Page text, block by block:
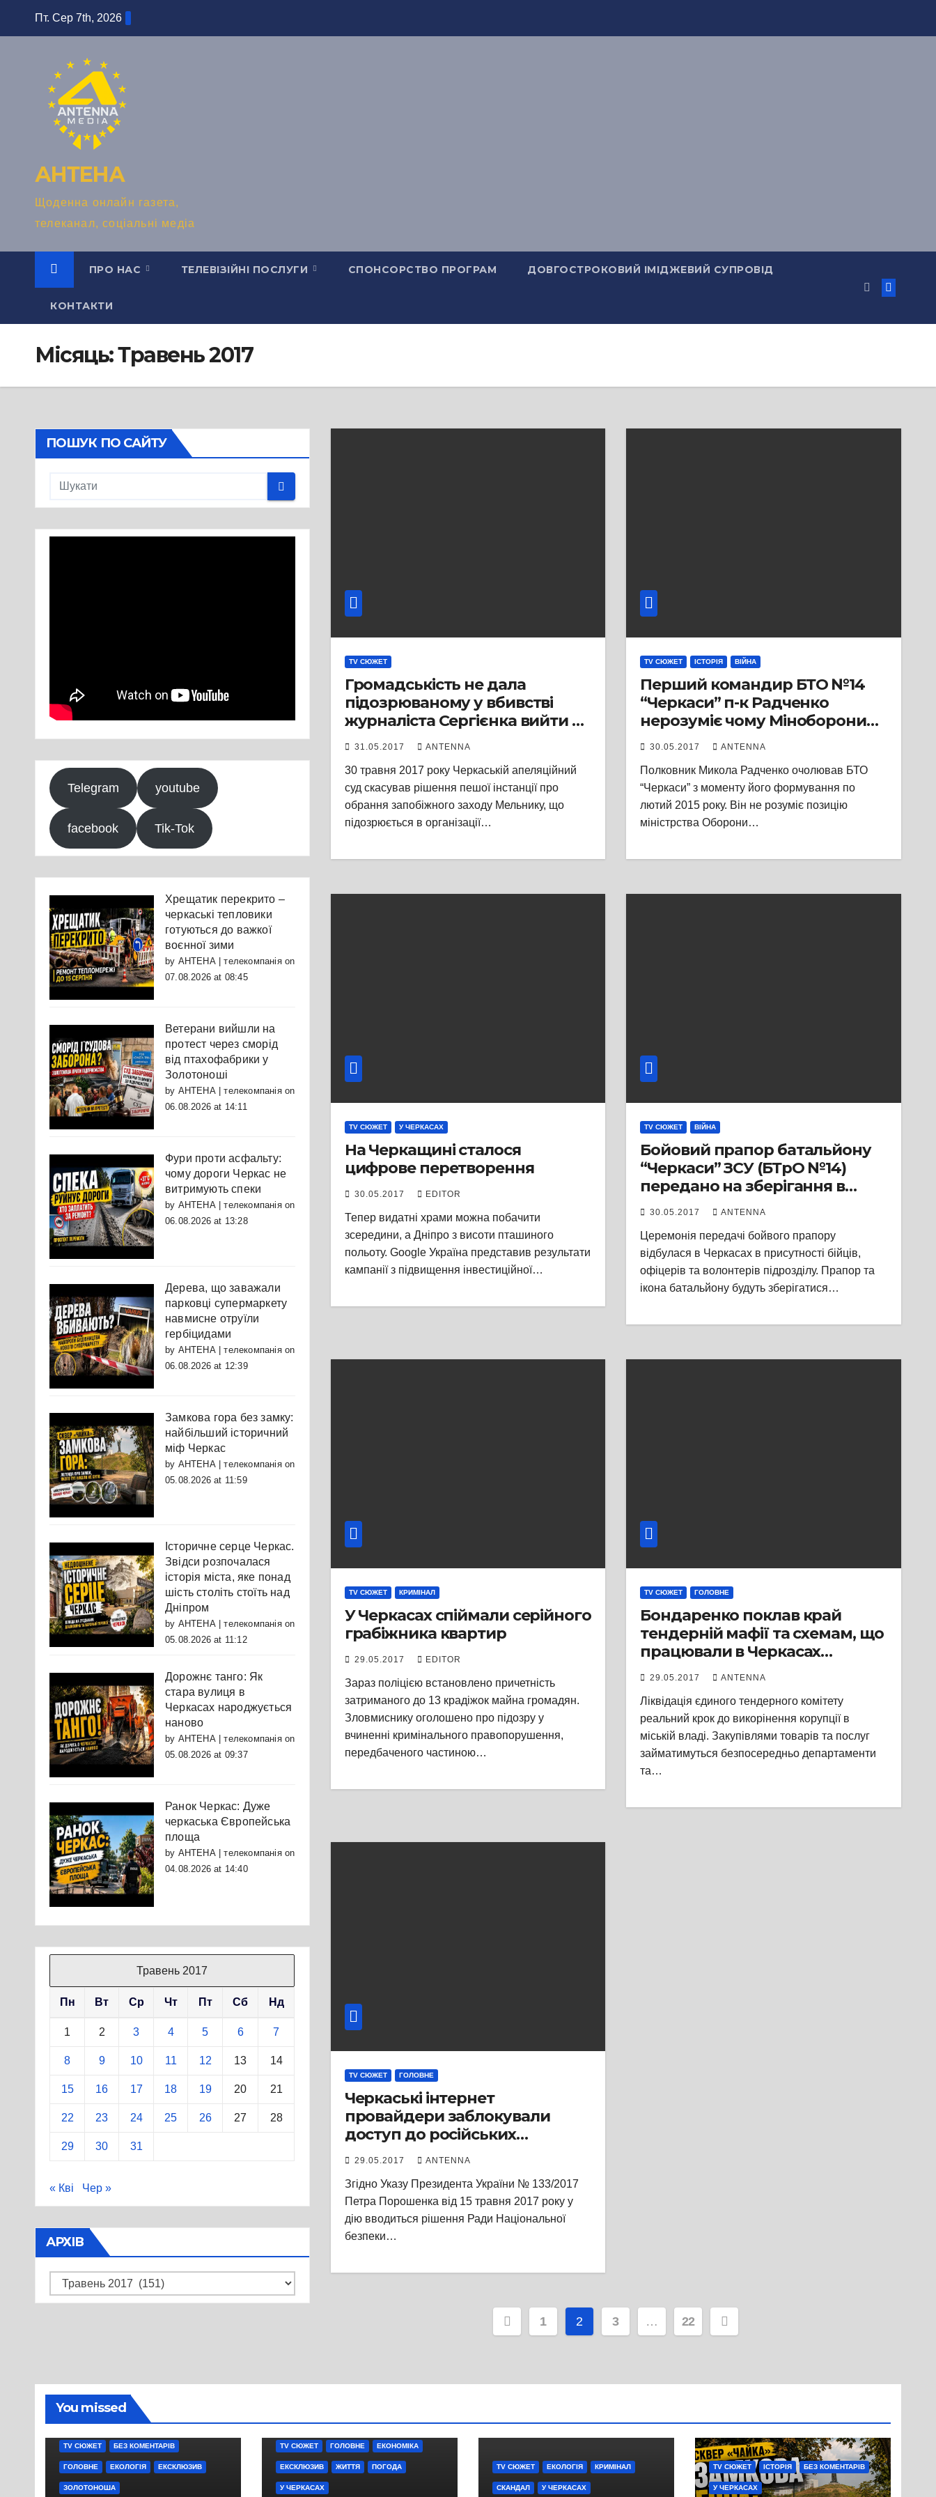
Пт. Сер 7th, 2026
АНТЕНА
Щоденна онлайн газета,
телеканал, соціальні медіа
ПРО НАС ТЕЛЕВІЗІЙНІ ПОСЛУГИ СПОНСОРСТВО ПРОГРАМ ДОВГОСТРОКОВИЙ ІМІДЖЕВИЙ СУПРОВІД
КОНТАКТИ
Місяць:Травень 2017
ПОШУК ПО САЙТУ
Telegram youtube
facebook Tik-Tok
Хрещатик перекрито –
черкаські тепловики
готуються до важкої
воєнної зими
by АНТЕНА | телекомпаніяon
07.08.2026 at 08:45
Ветерани вийшли на
протест через сморід
від птахофабрики у
Золотоноші
by АНТЕНА | телекомпаніяon
06.08.2026 at 14:11
Фури проти асфальту:
чому дороги Черкас не
витримують спеки
by АНТЕНА | телекомпаніяon
06.08.2026 at 13:28
Дерева, що заважали
парковці супермаркету
навмисне отруїли
гербіцидами
by АНТЕНА | телекомпаніяon
06.08.2026 at 12:39
Замкова гора без замку:
найбільший історичний
міф Черкас
by АНТЕНА | телекомпаніяon
05.08.2026 at 11:59
Історичне серце Черкас.
Звідси розпочалася
історія міста, яке понад
шість століть стоїть над
Дніпром
by АНТЕНА | телекомпаніяon
05.08.2026 at 11:12
Дорожнє танго: Як
стара вулиця в
Черкасах народжується
наново
by АНТЕНА | телекомпаніяon
05.08.2026 at 09:37
Ранок Черкас: Дуже
черкаська Європейська
площа
by АНТЕНА | телекомпаніяon
04.08.2026 at 14:40
Травень 2017
Пн Вт Ср Чт Пт Сб Нд
1 2 3 4 5 6 7
8 9 10 11 12 13 14
15 16 17 18 19 20 21
22 23 24 25 26 27 28
29 30 31
« Кві Чер »
АРХІВ
Архів
TV СЮЖЕТ
Громадськість не дала
підозрюваному у вбивстві
журналіста Сергієнка вийти на
волю і заблокувала
Слідчий пред’явив Мельнику
нову підозру в участі в
організованому злочинному
угрупуванні
31.05.2017 ANTENNA
30 травня 2017 року Черкаській апеляційний
суд скасував рішення пешої інстанції про
обрання запобіжного заходу Мельнику, що
підозрюється в організації…
TV СЮЖЕТ ІСТОРІЯ ВІЙНА
Перший командир БТО №14
“Черкаси” п-к Радченко
нерозуміє чому Міноборони
вирішило розформувати
30.05.2017 ANTENNA
Полковник Микола Радченко очолював БТО
“Черкаси” з моменту його формування по
лютий 2015 року. Він не розуміє позицію
міністрства Оборони…
TV СЮЖЕТ У ЧЕРКАСАХ
На Черкащині сталося
цифрове перетворення
30.05.2017 EDITOR
Тепер видатні храми можна побачити
зсередини, а Дніпро з висоти пташиного
польоту. Google Україна представив результати
кампанії з підвищення інвестиційної…
TV СЮЖЕТ ВІЙНА
Бойовий прапор батальйону
“Черкаси” ЗСУ (БТрО №14)
передано на зберігання в
Черкаси
30.05.2017 ANTENNA
Церемонія передачі бойвого прапору
відбулася в Черкасах в присутності бійців,
офіцерів та волонтерів підрозділу. Прапор та
ікона батальйону будуть зберігатися…
TV СЮЖЕТ КРИМІНАЛ
У Черкасах спіймали серійного
грабіжника квартир
29.05.2017 EDITOR
Зараз поліцією встановлено причетність
затриманого до 13 крадіжок майна громадян.
Зловмиснику оголошено про підозру у
вчиненні кримінального правопорушення,
передбаченого частиною…
TV СЮЖЕТ ГОЛОВНЕ
Бондаренко поклав край
тендерній мафії та схемам, що
працювали в Черкасах
протягом десятка років
29.05.2017 ANTENNA
Ліквідація єдиного тендерного комітету
реальний крок до викорінення корупції в
міській владі. Закупівлями товарів та послуг
займатимуться безпосередньо департаменти
та…
TV СЮЖЕТ ГОЛОВНЕ
Черкаські інтернет
провайдери заблокували
доступ до російських
інтернет-ресурсів
29.05.2017 ANTENNA
Згідно Указу Президента України № 133/2017
Петра Порошенка від 15 травня 2017 року у
дію вводиться рішення Ради Національної
безпеки…
Пагінація
1 2 3 … 22
You missed
TV СЮЖЕТ БЕЗ КОМЕНТАРІВ
ГОЛОВНЕ ЕКОЛОГІЯ ЕКСКЛЮЗИВ
ЗОЛОТОНОША
TV СЮЖЕТ ГОЛОВНЕ ЕКОНОМІКА
ЕКСКЛЮЗИВ ЖИТТЯ ПОГОДА
У ЧЕРКАСАХ
TV СЮЖЕТ ЕКОЛОГІЯ КРИМІНАЛ
СКАНДАЛ У ЧЕРКАСАХ
TV СЮЖЕТ ІСТОРІЯ БЕЗ КОМЕНТАРІВ
У ЧЕРКАСАХ